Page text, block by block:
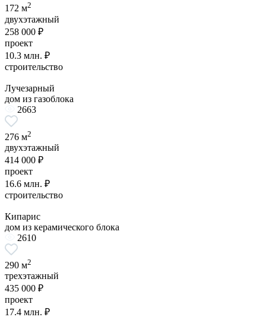
172 м2
двухэтажный
258 000 ₽
проект
10.3 млн. ₽
строительство
Лучезарный
дом из газоблока
2663
276 м2
двухэтажный
414 000 ₽
проект
16.6 млн. ₽
строительство
Кипарис
дом из керамического блока
2610
290 м2
трехэтажный
435 000 ₽
проект
17.4 млн. ₽